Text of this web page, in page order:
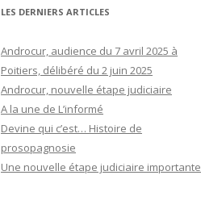
LES DERNIERS ARTICLES
Androcur, audience du 7 avril 2025 à
Poitiers, délibéré du 2 juin 2025
Androcur, nouvelle étape judiciaire
A la une de L’informé
Devine qui c’est… Histoire de
prosopagnosie
Une nouvelle étape judiciaire importante